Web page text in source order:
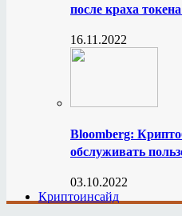
после краха
16.11.2022
Bloomberg:
обслуживать
03.10.2022
Криптоинсайд